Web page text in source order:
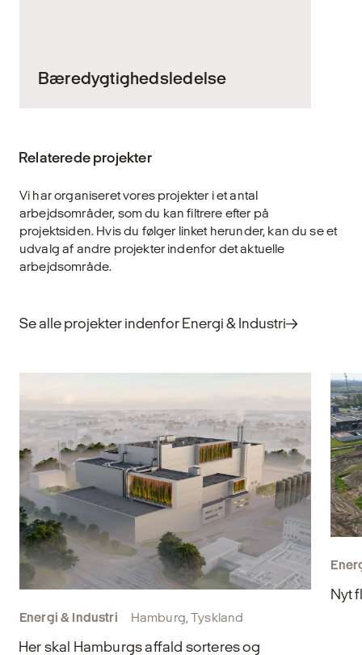
Bæredygtighedsledelse
byggede miljø. Hos Gottlieb Paludan
bæredygtighedsledelse som en strategisk
disciplin, der gør vores bygherrer i stand til
at træffe informerede beslutninger og
realisere det fulde potentiale i deres
projekter. Vi hjælper med at tydeliggøre
uanset projektets type, skala eller
Relaterede projekter
Vi har organiseret vores projekter i et antal
arbejdsområder, som du kan filtrere efter på
projektsiden. Hvis du følger linket herunder, kan du se et
udvalg af andre projekter indenfor det aktuelle
arbejdsområde.
Se alle projekter indenfor Energi & Industri
Energi & Industri Hamburg, Tyskland
Her skal Hamburgs affald sorteres og
Nyt